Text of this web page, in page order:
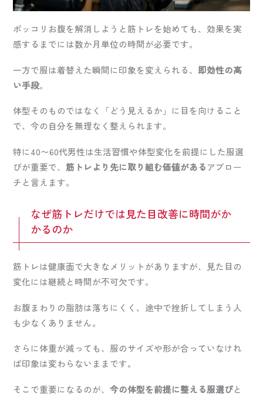
ポッコリお腹を解消しようと筋トレを始めても、効果を実
感するまでには数か月単位の時間が必要です。
一方で服は着替えた瞬間に印象を変えられる、即効性の高
い手段。
体型そのものではなく「どう見えるか」に目を向けること
で、今の自分を無理なく整えられます。
特に40〜60代男性は生活習慣や体型変化を前提にした服選
びが重要で、筋トレより先に取り組む価値があるアプロー
チと言えます。
なぜ筋トレだけでは見た目改善に時間がか
かるのか
筋トレは健康面で大きなメリットがありますが、見た目の
変化には継続と時間が不可欠です。
お腹まわりの脂肪は落ちにくく、途中で挫折してしまう人
も少なくありません。
さらに体重が減っても、服のサイズや形が合っていなけれ
ば印象は変わらないままです。
そこで重要になるのが、今の体型を前提に整える服選びと